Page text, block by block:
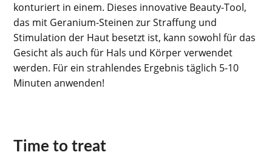
konturiert in einem. Dieses innovative Beauty-Tool,
das mit Geranium-Steinen zur Straffung und
Stimulation der Haut besetzt ist, kann sowohl für das
Gesicht als auch für Hals und Körper verwendet
werden. Für ein strahlendes Ergebnis täglich 5-10
Minuten anwenden!
Time to treat